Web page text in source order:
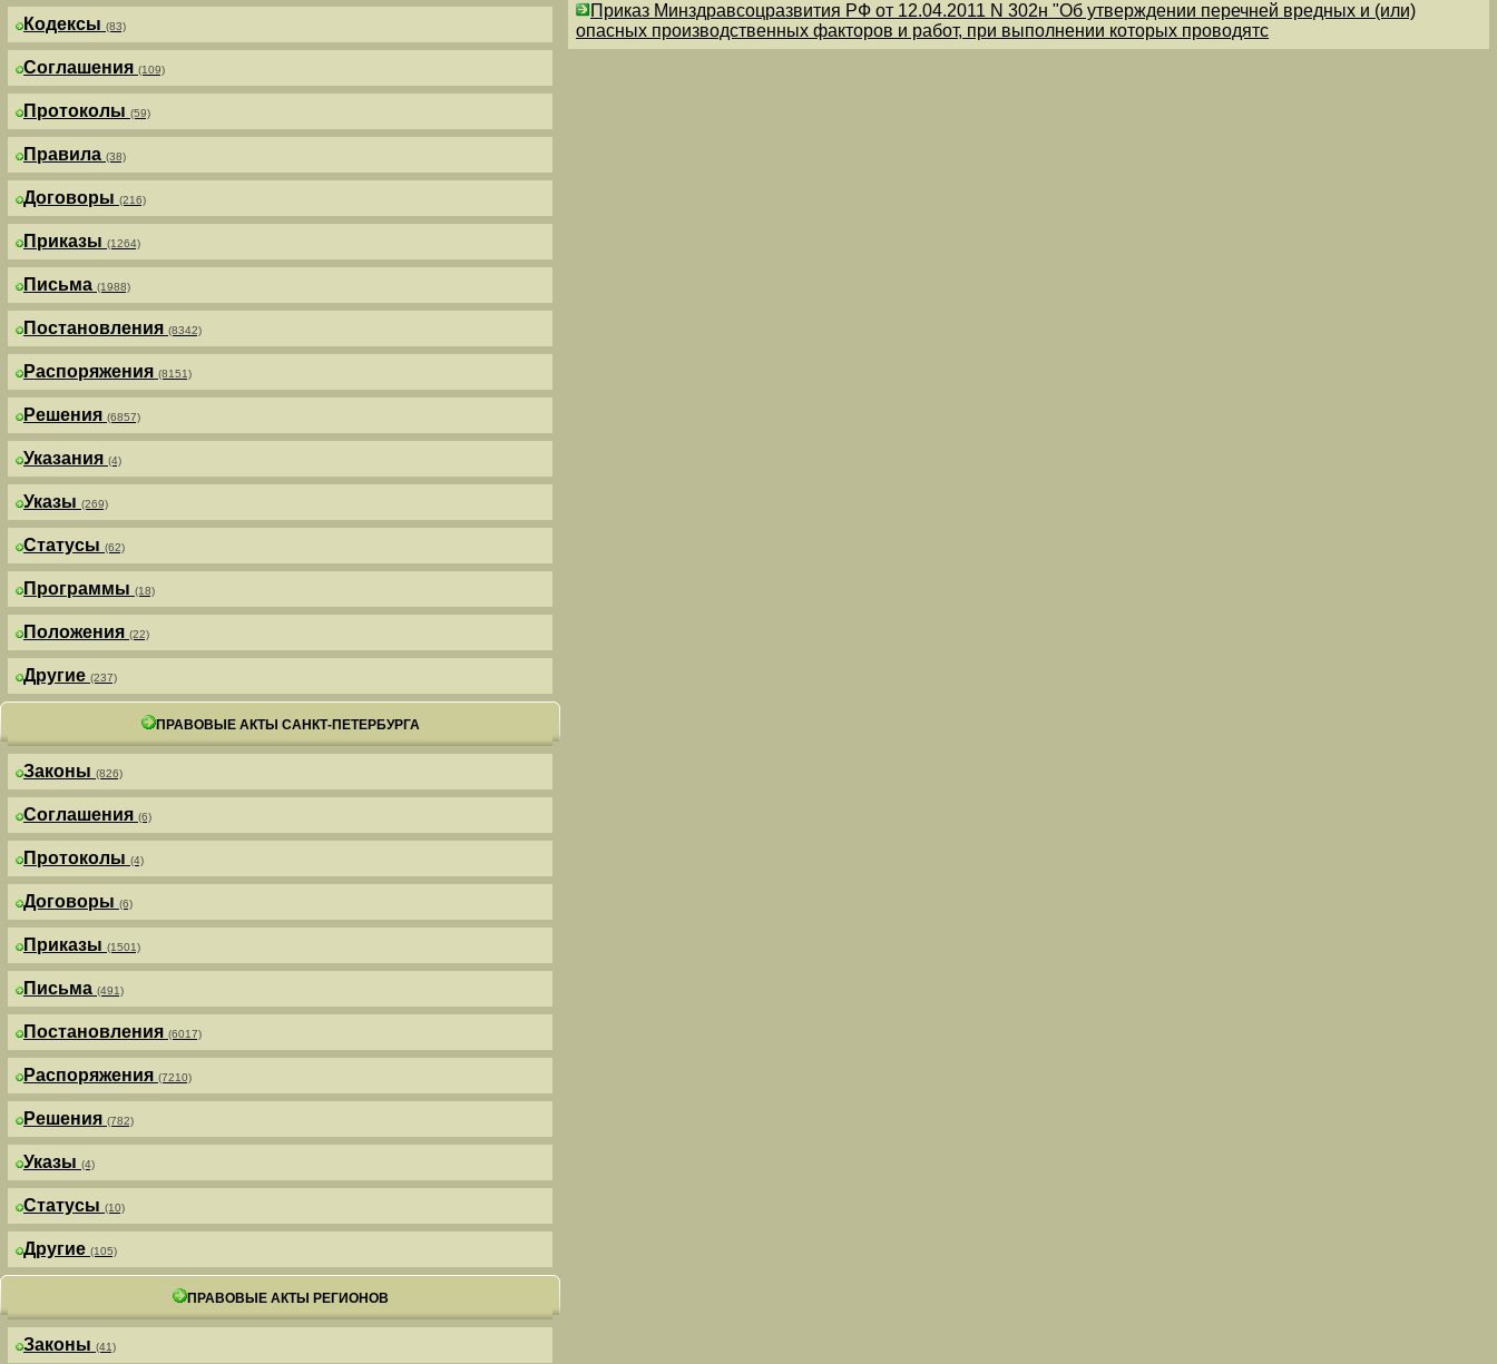
Кодексы (83)
Соглашения (109)
Протоколы (59)
Правила (38)
Договоры (216)
Приказы (1264)
Письма (1988)
Постановления (8342)
Распоряжения (8151)
Решения (6857)
Указания (4)
Указы (269)
Статусы (62)
Программы (18)
Положения (22)
Другие (237)
ПРАВОВЫЕ АКТЫ САНКТ-ПЕТЕРБУРГА
Законы (826)
Соглашения (6)
Протоколы (4)
Договоры (6)
Приказы (1501)
Письма (491)
Постановления (6017)
Распоряжения (7210)
Решения (782)
Указы (4)
Статусы (10)
Другие (105)
ПРАВОВЫЕ АКТЫ РЕГИОНОВ
Законы (41)
Приказ Минздравсоцразвития РФ от 12.04.2011 N 302н "Об утверждении перечней вредных и (или)
опасных производственных факторов и работ, при выполнении которых проводятс